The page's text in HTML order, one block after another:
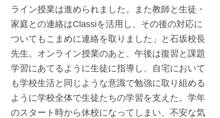
ライン授業は進められました。また教師と生徒・
家庭との連絡はClassiを活用し、その後の対応に
ついてもこまめに連絡を取りました」と石坂校長
先生。オンライン授業のあと、午後は復習と課題
学習にあてるように生徒に指導し、自宅において
も学校生活と同じような意識で勉強に取り組める
ように学校全体で生徒たちの学習を支えた。学年
のスタート時から休校になってしまい、不安な気